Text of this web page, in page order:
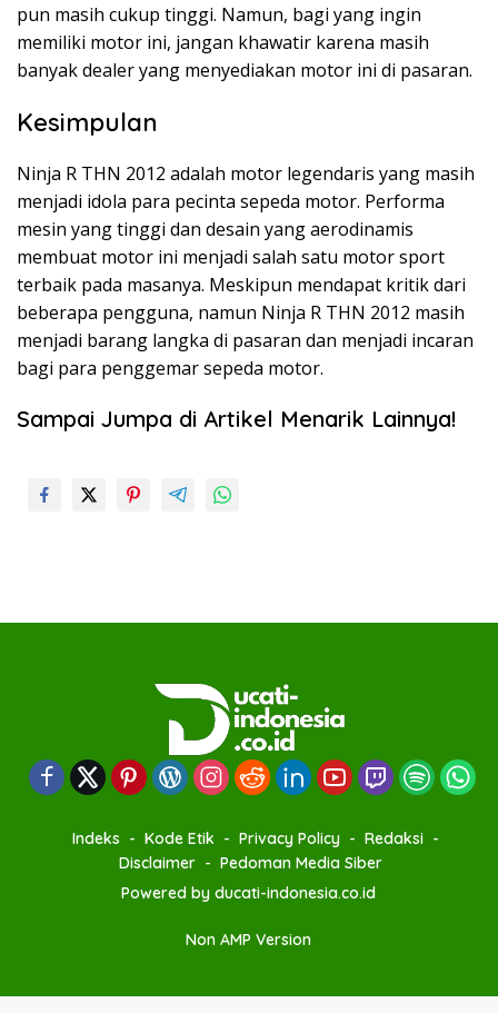
pun masih cukup tinggi. Namun, bagi yang ingin
memiliki motor ini, jangan khawatir karena masih
banyak dealer yang menyediakan motor ini di pasaran.
Kesimpulan
Ninja R THN 2012 adalah motor legendaris yang masih
menjadi idola para pecinta sepeda motor. Performa
mesin yang tinggi dan desain yang aerodinamis
membuat motor ini menjadi salah satu motor sport
terbaik pada masanya. Meskipun mendapat kritik dari
beberapa pengguna, namun Ninja R THN 2012 masih
menjadi barang langka di pasaran dan menjadi incaran
bagi para penggemar sepeda motor.
Sampai Jumpa di Artikel Menarik Lainnya!
Indeks Kode Etik Privacy Policy
Redaksi
Disclaimer
Pedoman Media Siber
Powered by ducati-indonesia.co.id
Non AMP Version